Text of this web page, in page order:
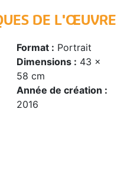
DE L'ŒUVRE
Format : Portrait
Dimensions : 43 x
58 cm
Année de création :
2016